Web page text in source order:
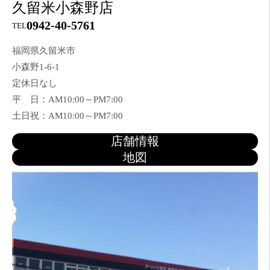
久留米小森野店
TEL0942-40-5761
福岡県久留米市
小森野1-6-1
定休日なし
平 日：AM10:00～PM7:00
土日祝：AM10:00～PM7:00
店舗情報
地図